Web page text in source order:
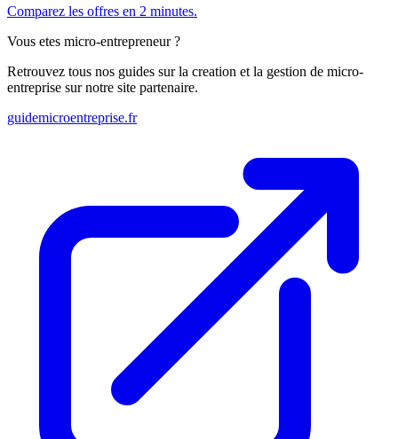
Comparez les offres en 2 minutes.
Vous etes micro-entrepreneur ?
Retrouvez tous nos guides sur la creation et la gestion de micro-
entreprise sur notre site partenaire.
guidemicroentreprise.fr